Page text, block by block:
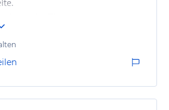
mit warmen und kalten